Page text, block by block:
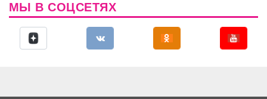
МЫ В СОЦСЕТЯХ